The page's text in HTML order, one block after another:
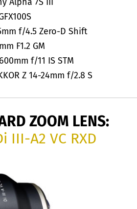
f/4.5 Zero-D Shift
F1.2 GM
f/11 IS STM
Z 14-24mm f/2.8 S
ZOOM LENS:
III-A2 VC RXD